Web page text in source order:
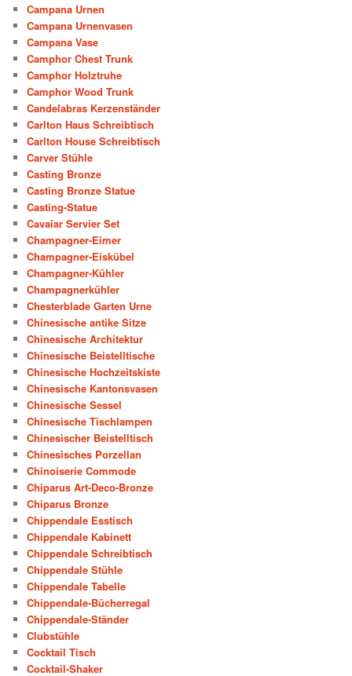
Campana Urnen
Campana Urnenvasen
Campana Vase
Camphor Chest Trunk
Camphor Holztruhe
Camphor Wood Trunk
Candelabras Kerzenständer
Carlton Haus Schreibtisch
Carlton House Schreibtisch
Carver Stühle
Casting Bronze
Casting Bronze Statue
Casting-Statue
Cavaiar Servier Set
Champagner-Eimer
Champagner-Eiskübel
Champagner-Kühler
Champagnerkühler
Chesterblade Garten Urne
Chinesische antike Sitze
Chinesische Architektur
Chinesische Beistelltische
Chinesische Hochzeitskiste
Chinesische Kantonsvasen
Chinesische Sessel
Chinesische Tischlampen
Chinesischer Beistelltisch
Chinesisches Porzellan
Chinoiserie Commode
Chiparus Art-Deco-Bronze
Chiparus Bronze
Chippendale Esstisch
Chippendale Kabinett
Chippendale Schreibtisch
Chippendale Stühle
Chippendale Tabelle
Chippendale-Bücherregal
Chippendale-Ständer
Clubstühle
Cocktail Tisch
Cocktail-Shaker